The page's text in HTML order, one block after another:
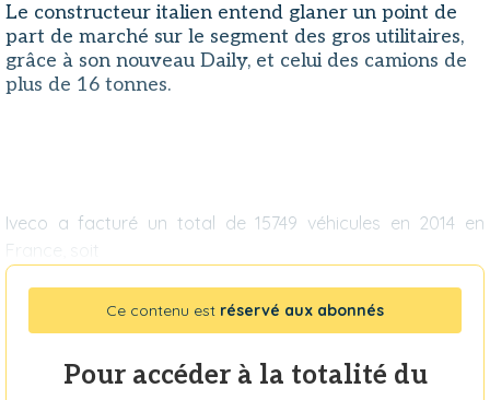
Le constructeur italien entend glaner un point de
part de marché sur le segment des gros utilitaires,
grâce à son nouveau Daily, et celui des camions de
plus de 16 tonnes.
Iveco a facturé un total de 15749 véhicules en 2014 en
France, soit
Ce contenu est réservé aux abonnés
Pour accéder à la totalité du